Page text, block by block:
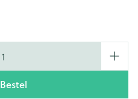
Bestel